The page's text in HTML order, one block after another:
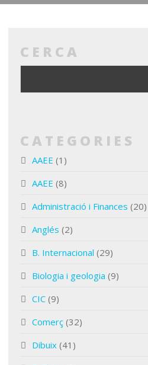
CERCA
CATEGORIES
AAEE (1)
AAEE (8)
Administració i Finances (20)
Anglés (2)
B. Internacional (29)
Biologia i geologia (9)
CIC (9)
Comerç (32)
Dibuix (41)